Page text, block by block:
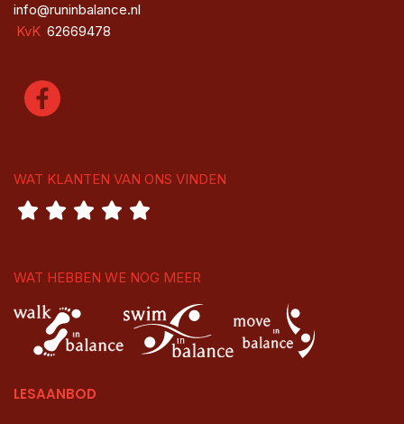
info@runinbalance.nl
KvK 62669478
WAT KLANTEN VAN ONS VINDEN
WAT HEBBEN WE NOG MEER
LESAANBOD